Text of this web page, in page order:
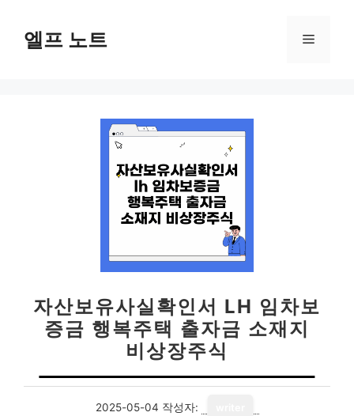
엘프 노트 메
자산보유사실확인서 LH 임차보
증금 행복주택 출자금 소재지
비상장주식
2025-05-04 작성자: